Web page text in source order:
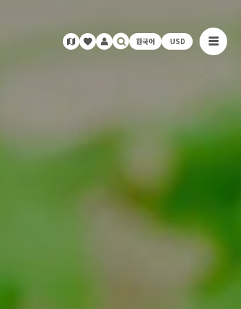
한국어 USD